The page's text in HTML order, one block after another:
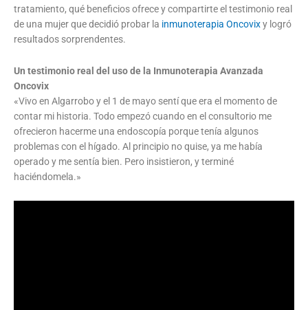
tratamiento, qué beneficios ofrece y compartirte el testimonio real
de una mujer que decidió probar la inmunoterapia Oncovixy logró
resultados sorprendentes.
Un testimonio real del uso de la Inmunoterapia Avanzada
Oncovix
«Vivo en Algarrobo y el 1 de mayo sentí que era el momento de
contar mi historia. Todo empezó cuando en el consultorio me
ofrecieron hacerme una endoscopía porque tenía algunos
problemas con el hígado. Al principio no quise, ya me había
operado y me sentía bien. Pero insistieron, y terminé
haciéndomela.»